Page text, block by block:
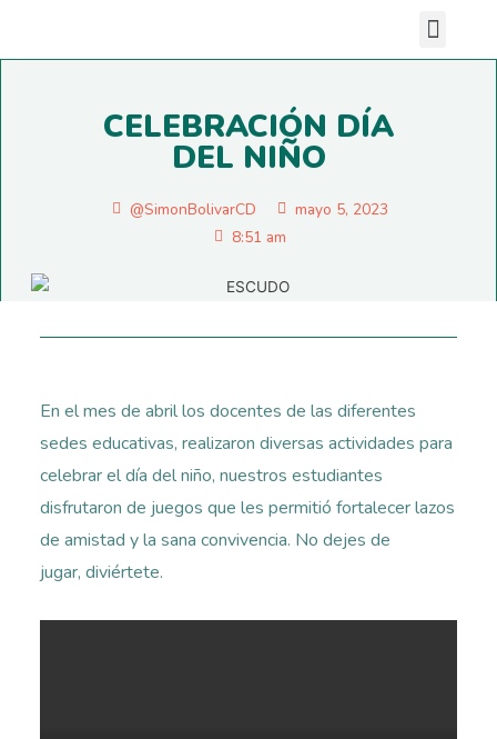
CELEBRACIÓN DÍA
DEL NIÑO
@SimonBolivarCD
mayo 5, 2023
8:51 am
En el mes de abril los docentes de las diferentes
sedes educativas, realizaron diversas actividades para
celebrar el día del niño, nuestros estudiantes
disfrutaron de juegos que les permitió fortalecer lazos
de amistad y la sana convivencia. No dejes de
jugar, diviértete.